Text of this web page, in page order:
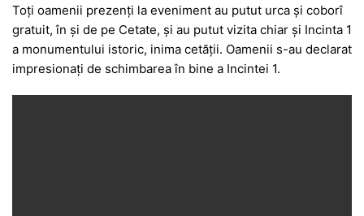
Toți oamenii prezenți la eveniment au putut urca și coborî
gratuit, în și de pe Cetate, și au putut vizita chiar și Incinta 1
a monumentului istoric, inima cetății. Oamenii s-au declarat
impresionați de schimbarea în bine a Incintei 1.